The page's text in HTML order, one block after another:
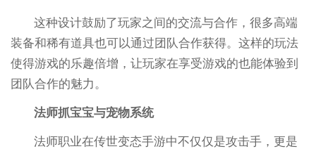
这种设计鼓励了玩家之间的交流与合作，很多高端
装备和稀有道具也可以通过团队合作获得。这样的玩法
使得游戏的乐趣倍增，让玩家在享受游戏的也能体验到
团队合作的魅力。
法师抓宝宝与宠物系统
法师职业在传世变态手游中不仅仅是攻击手，更是